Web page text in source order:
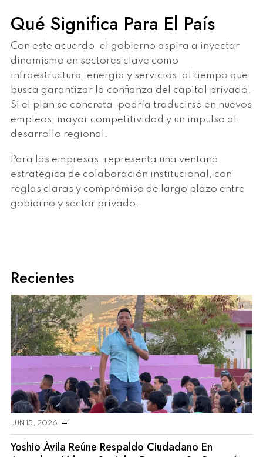
Qué Significa Para El País
Con este acuerdo, el gobierno aspira a inyectar
dinamismo en sectores clave como
infraestructura, energía y servicios, al tiempo que
busca garantizar la confianza del capital privado.
Si el plan se concreta, podría traducirse en nuevos
empleos, mayor competitividad y un impulso al
desarrollo regional.
Para las empresas, representa una ventana
estratégica de colaboración institucional, con
reglas claras y compromiso de largo plazo entre
gobierno y sector privado.
Recientes
JUN 15, 2026
Yoshio Ávila Reúne Respaldo Ciudadano En